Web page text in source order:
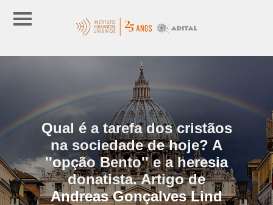
Qual é a tarefa dos cristãos
na sociedade de hoje? A
''opção Bento'' e a heresia
donatista. Artigo de
Andreas Gonçalves Lind